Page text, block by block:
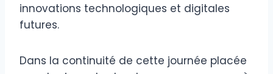
innovations technologiques et digitales
futures.
Dans la continuité de cette journée placée